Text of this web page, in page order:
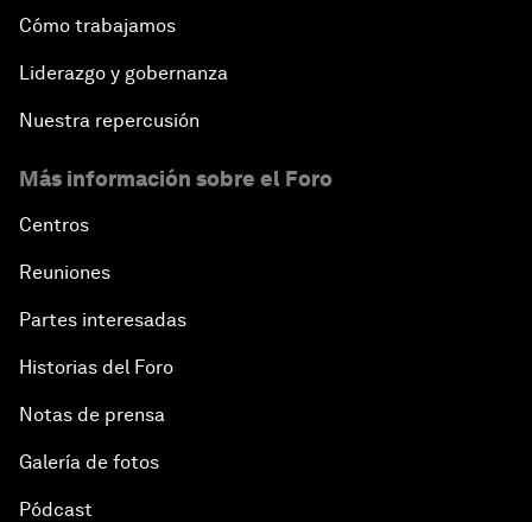
Cómo trabajamos
Liderazgo y gobernanza
Nuestra repercusión
Más información sobre el Foro
Centros
Reuniones
Partes interesadas
Historias del Foro
Notas de prensa
Galería de fotos
Pódcast